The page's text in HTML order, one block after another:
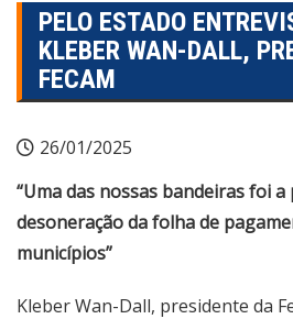
PELO ESTADO
KLEBER WAN-DALL,
FECAM
26/01/2025
“Uma das nossas bandeiras foi
desoneração da folha de
municípios”
Kleber Wan-Dall, presidente da